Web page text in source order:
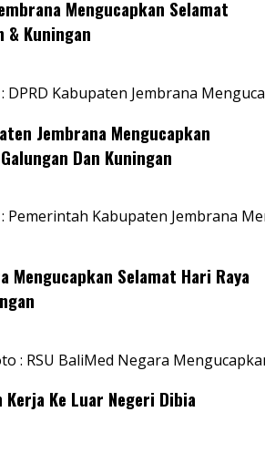
Mengucapkan Selamat
& Kuningan
DPRD Kabupaten Jembrana
Jembrana Mengucapkan
Dan Kuningan
Pemerintah Kabupaten Jembrana
Mengucapkan Selamat Hari Raya
: RSU BaliMed Negara
Ke Luar Negeri Dibia